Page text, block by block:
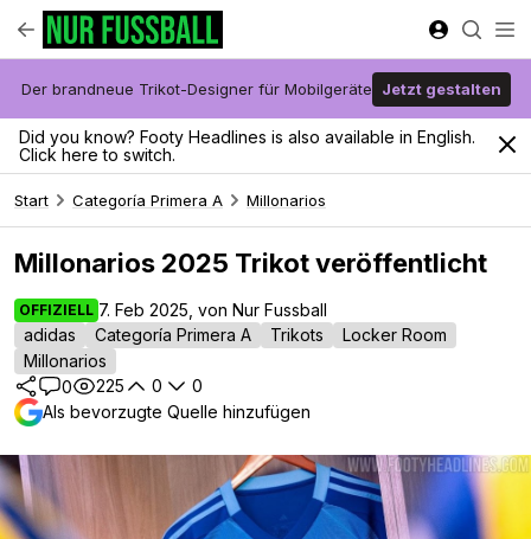
Der brandneue Trikot-Designer für Mobilgeräte Jetzt gestalten
Did you know? Footy Headlines is also available in English.
Click here to switch.
Start Categoría Primera A Millonarios
Millonarios 2025 Trikot veröffentlicht
OFFIZIELL 7. Feb 2025, von Nur Fussball
adidas
Categoría Primera A Trikots
Locker Room
Millonarios
0
225 0
0
Als bevorzugte Quelle hinzufügen